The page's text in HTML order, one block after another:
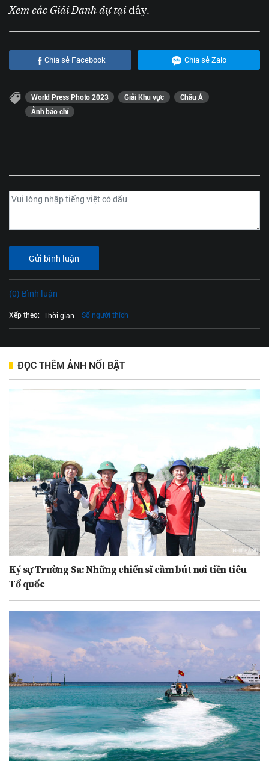
Xem các Giải Danh dự tại đây.
Chia sẻ Facebook Chia sẻ Zalo
World Press Photo 2023 Giải Khu vực
Châu Á
Ảnh báo chí
Gửi bình luận
(0) Bình luận
Xếp theo: Thời gian Số người thích
ĐỌC THÊM ẢNH NỔI BẬT
Ký sự Trường Sa: Những chiến sĩ cầm bút nơi tiền tiêu
Tổ quốc